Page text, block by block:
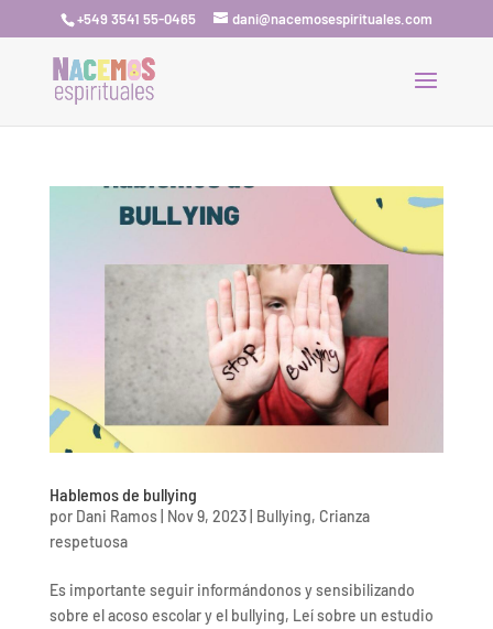
+549 3541 55-0465 dani@nacemosespirituales.com
Hablemos de bullying
por Dani Ramos| Nov 9, 2023| Bullying, Crianza
respetuosa
Es importante seguir informándonos y sensibilizando
sobre el acoso escolar y el bullying, Leí sobre un estudio